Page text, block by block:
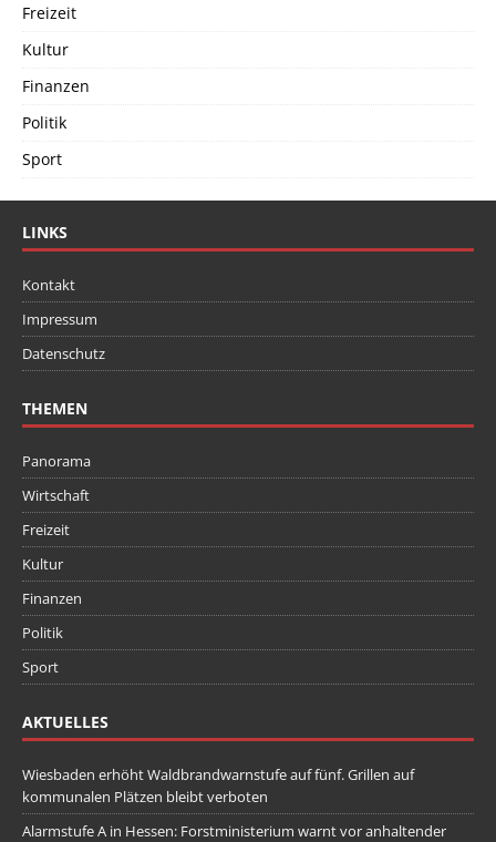
Freizeit
Kultur
Finanzen
Politik
Sport
LINKS
Kontakt
Impressum
Datenschutz
THEMEN
Panorama
Wirtschaft
Freizeit
Kultur
Finanzen
Politik
Sport
AKTUELLES
Wiesbaden erhöht Waldbrandwarnstufe auf fünf. Grillen auf
kommunalen Plätzen bleibt verboten
Alarmstufe A in Hessen: Forstministerium warnt vor anhaltender